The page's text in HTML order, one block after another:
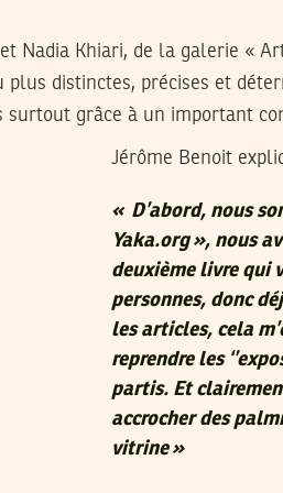
Nadia Khiari, de la galerie «
plus distinctes, précises et
surtout grâce à un important
Jérôme Benoit
« D’abord, nous
Yaka.org », nous
deuxième livre qui
personnes, donc
les articles, cela
reprendre les
partis. Et
accrocher des
vitrine »